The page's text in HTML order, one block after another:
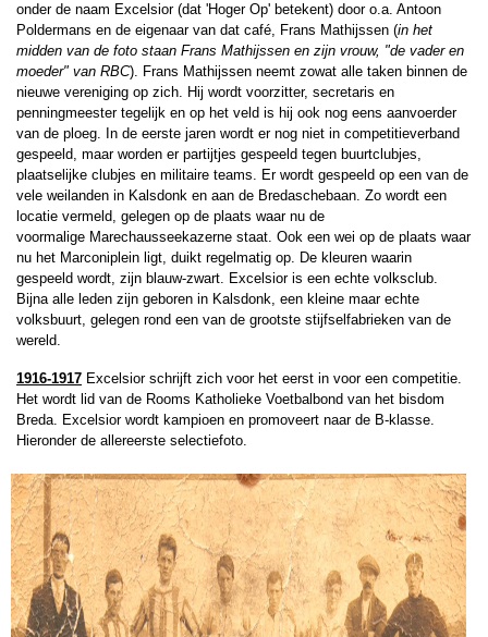
onder de naam Excelsior (dat 'Hoger Op' betekent) door o.a. Antoon
Poldermans en de eigenaar van dat café, Frans Mathijssen (in het
midden van de foto staan Frans Mathijssen en zijn vrouw, "de vader en
moeder" van RBC). Frans Mathijssen neemt zowat alle taken binnen de
nieuwe vereniging op zich. Hij wordt voorzitter, secretaris en
penningmeester tegelijk en op het veld is hij ook nog eens aanvoerder
van de ploeg. In de eerste jaren wordt er nog niet in competitieverband
gespeeld, maar worden er partijtjes gespeeld tegen buurtclubjes,
plaatselijke clubjes en militaire teams. Er wordt gespeeld op een van de
vele weilanden in Kalsdonk en aan de Bredaschebaan. Zo wordt een
locatie vermeld, gelegen op de plaats waar nu de
voormalige Marechausseekazerne staat. Ook een wei op de plaats waar
nu het Marconiplein ligt, duikt regelmatig op. De kleuren waarin
gespeeld wordt, zijn blauw-zwart. Excelsior is een echte volksclub.
Bijna alle leden zijn geboren in Kalsdonk, een kleine maar echte
volksbuurt, gelegen rond een van de grootste stijfselfabrieken van de
wereld.
1916-1917 Excelsior schrijft zich voor het eerst in voor een competitie.
Het wordt lid van de Rooms Katholieke Voetbalbond van het bisdom
Breda. Excelsior wordt kampioen en promoveert naar de B-klasse.
Hieronder de allereerste selectiefoto.